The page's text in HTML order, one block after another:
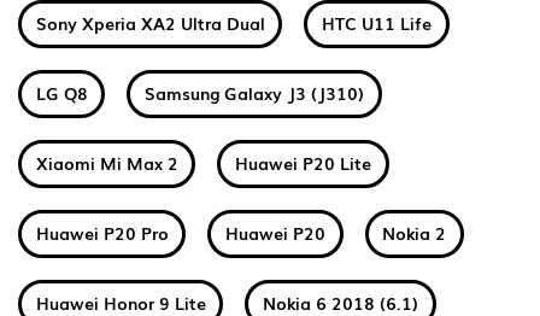
Sony Xperia XA2 Ultra Dual HTC U11 Life
LG Q8 Samsung Galaxy J3 (J310)
Xiaomi Mi Max 2 Huawei P20 Lite
Huawei P20 Pro Huawei P20 Nokia 2
Huawei Honor 9 Lite Nokia 6 2018 (6.1)